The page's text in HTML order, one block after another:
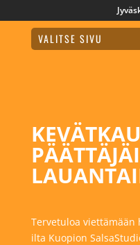
VALITSE SIVU
Tervetuloa viettämään
ilta Kuopion